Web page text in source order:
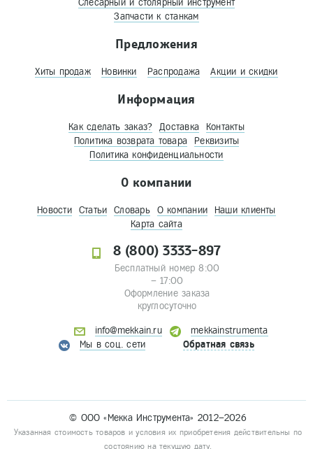
Слесарный и столярный инструмент
Запчасти к станкам
Предложения
Хиты продаж Новинки Распродажа Акции и скидки
Информация
Как сделать заказ? Доставка
Контакты
Политика возврата товара
Реквизиты
Политика конфиденциальности
О компании
Новости Статьи Словарь О компании
Наши клиенты
Карта сайта
8 (800) 3333-897
Бесплатный номер 8:00
– 17:00
Оформление заказа
круглосуточно
info@mekkain.ru
mekkainstrumenta
Мы в соц. сети
Обратная связь
© ООО «Мекка Инструмента» 2012–2026
Указанная стоимость товаров и условия их приобретения действительны по
состоянию на текущую дату.